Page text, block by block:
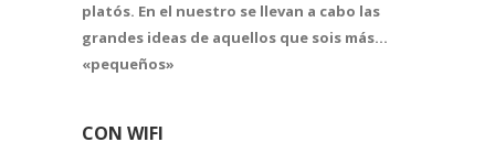
platós. En el nuestro se llevan a cabo las
grandes ideas de aquellos que sois más…
«pequeños»
CON WIFI